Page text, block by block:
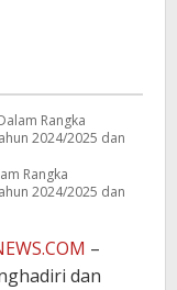
Rangka
2024/2025 dan
–
dan